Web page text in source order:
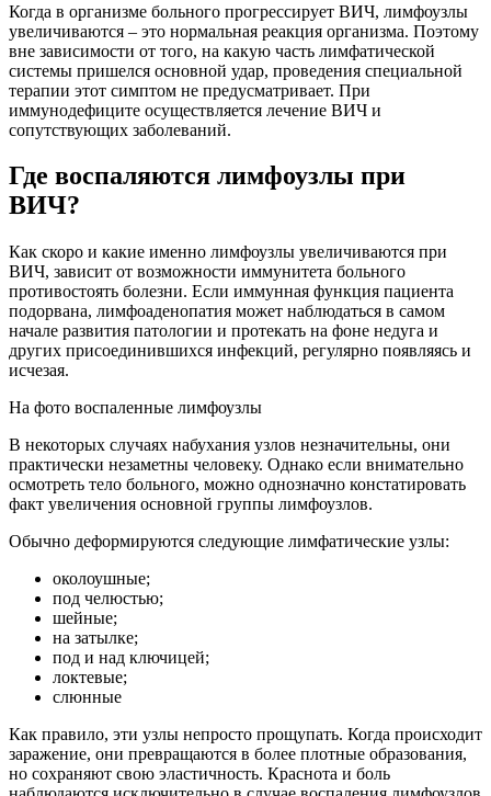
Когда в организме больного прогрессирует ВИЧ, лимфоузлы
увеличиваются – это нормальная реакция организма. Поэтому
вне зависимости от того, на какую часть лимфатической
системы пришелся основной удар, проведения специальной
терапии этот симптом не предусматривает. При
иммунодефиците осуществляется лечение ВИЧ и
сопутствующих заболеваний.
Где воспаляются лимфоузлы при
ВИЧ?
Как скоро и какие именно лимфоузлы увеличиваются при
ВИЧ, зависит от возможности иммунитета больного
противостоять болезни. Если иммунная функция пациента
подорвана, лимфоаденопатия может наблюдаться в самом
начале развития патологии и протекать на фоне недуга и
других присоединившихся инфекций, регулярно появляясь и
исчезая.
На фото воспаленные лимфоузлы
В некоторых случаях набухания узлов незначительны, они
практически незаметны человеку. Однако если внимательно
осмотреть тело больного, можно однозначно констатировать
факт увеличения основной группы лимфоузлов.
Обычно деформируются следующие лимфатические узлы:
околоушные;
под челюстью;
шейные;
на затылке;
под и над ключицей;
локтевые;
слюнные
Как правило, эти узлы непросто прощупать. Когда происходит
заражение, они превращаются в более плотные образования,
но сохраняют свою эластичность. Краснота и боль